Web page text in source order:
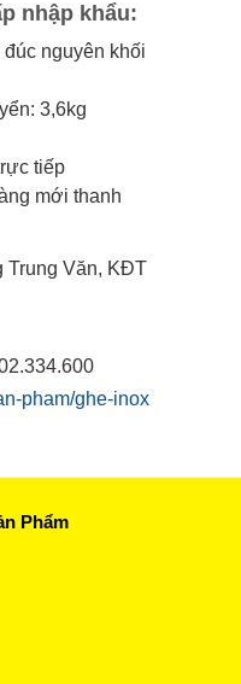
nhập khẩu:
nguyên khối
3,6kg
tiếp
mới thanh
Trung Văn, KĐT
pham/ghe-inox
Phẩm